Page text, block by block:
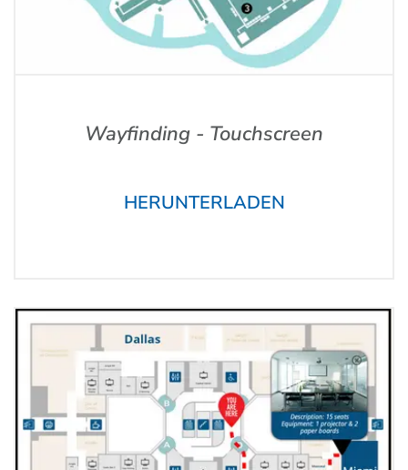
Wayfinding - Touchscreen
HERUNTERLADEN